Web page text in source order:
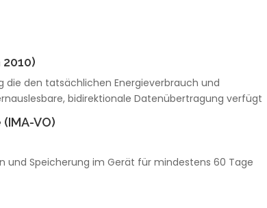
die den tatsächlichen Energieverbrauch und
bidirektionale Datenübertragung verfügt
VO)
und Speicherung im Gerät für mindestens 60 Tage